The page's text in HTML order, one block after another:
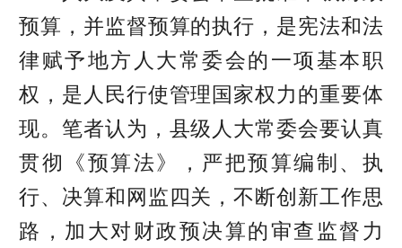
预算，并监督预算的执行，是宪法和法
律赋予地方人大常委会的一项基本职
权，是人民行使管理国家权力的重要体
现。笔者认为，县级人大常委会要认真
贯彻《预算法》，严把预算编制、执
行、决算和网监四关，不断创新工作思
路，加大对财政预决算的审查监督力